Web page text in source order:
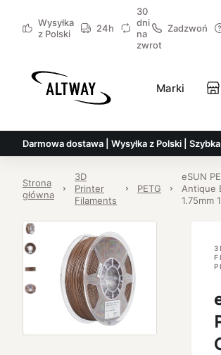
Wysyłka
z Polski
24h
30
dni
na
zwrot
Zadzwoń
Marki
Darmowa dostawa | Wysyłka z Polski |
Strona
główna
3D
Printer
Filaments
PETG
eSUN
Antique
1.75mm